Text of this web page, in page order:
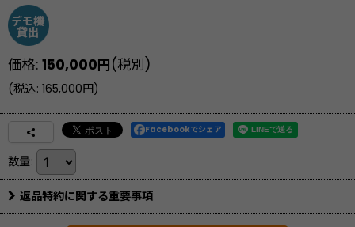
価格: 150,000円(税別)
(税込: 165,000円)
Facebookでシェア
数量:
返品特約に関する重要事項